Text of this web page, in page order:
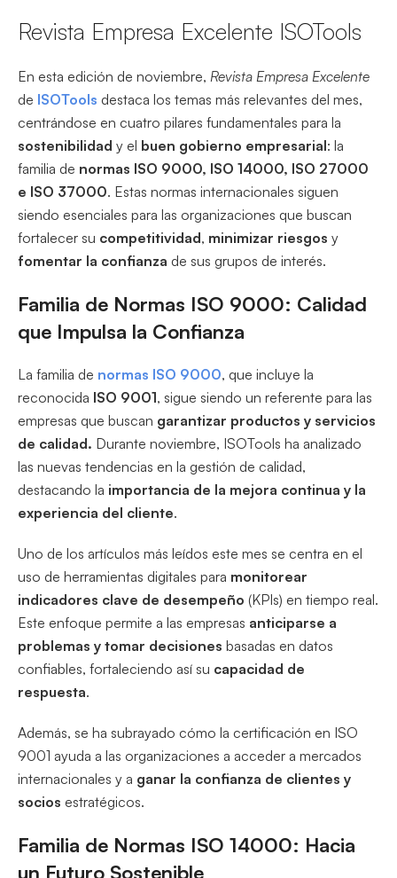
Revista Empresa Excelente ISOTools
En esta edición de noviembre, Revista Empresa Excelente
de ISOTools destaca los temas más relevantes del mes,
centrándose en cuatro pilares fundamentales para la
sostenibilidad y el buen gobierno empresarial: la
familia de normas ISO 9000, ISO 14000, ISO 27000
e ISO 37000. Estas normas internacionales siguen
siendo esenciales para las organizaciones que buscan
fortalecer su competitividad, minimizar riesgos y
fomentar la confianza de sus grupos de interés.
Familia de Normas ISO 9000: Calidad
que Impulsa la Confianza
La familia de normas ISO 9000, que incluye la
reconocida ISO 9001, sigue siendo un referente para las
empresas que buscan garantizar productos y servicios
de calidad. Durante noviembre, ISOTools ha analizado
las nuevas tendencias en la gestión de calidad,
destacando la importancia de la mejora continua y la
experiencia del cliente.
Uno de los artículos más leídos este mes se centra en el
uso de herramientas digitales para monitorear
indicadores clave de desempeño (KPIs) en tiempo real.
Este enfoque permite a las empresas anticiparse a
problemas y tomar decisiones basadas en datos
confiables, fortaleciendo así su capacidad de
respuesta.
Además, se ha subrayado cómo la certificación en ISO
9001 ayuda a las organizaciones a acceder a mercados
internacionales y a ganar la confianza de clientes y
socios estratégicos.
Familia de Normas ISO 14000: Hacia
un Futuro Sostenible